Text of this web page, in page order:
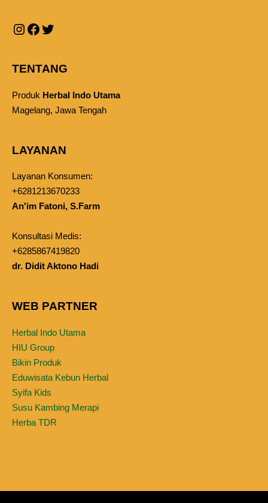
TENTANG
Produk Herbal Indo Utama
Magelang, Jawa Tengah
LAYANAN
Layanan Konsumen:
+6281213670233
An'im Fatoni, S.Farm
Konsultasi Medis:
+6285867419820
dr. Didit Aktono Hadi
WEB PARTNER
Herbal Indo Utama
HIU Group
Bikin Produk
Eduwisata Kebun Herbal
Syifa Kids
Susu Kambing Merapi
Herba TDR